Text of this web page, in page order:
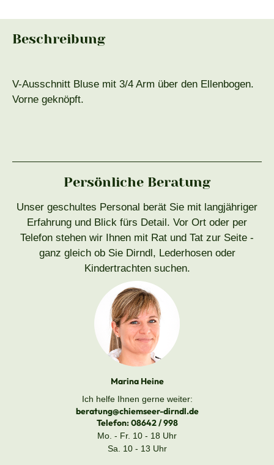
Beschreibung
V-Ausschnitt Bluse mit 3/4 Arm über den Ellenbogen.
Vorne geknöpft.
Persönliche Beratung
Unser geschultes Personal berät Sie mit langjähriger
Erfahrung und Blick fürs Detail. Vor Ort oder per
Telefon stehen wir Ihnen mit Rat und Tat zur Seite -
ganz gleich ob Sie Dirndl, Lederhosen oder
Kindertrachten suchen.
Marina Heine
Ich helfe Ihnen gerne weiter:
beratung@chiemseer-dirndl.de
Telefon:08642 / 998
Mo. - Fr. 10 - 18 Uhr
Sa. 10 - 13 Uhr